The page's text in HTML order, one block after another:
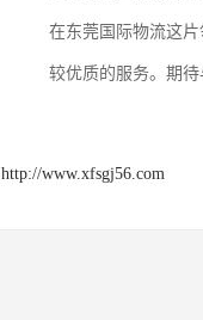
在东莞国际物流这
较优质的服务。期待
http://www.xfsgj56.com